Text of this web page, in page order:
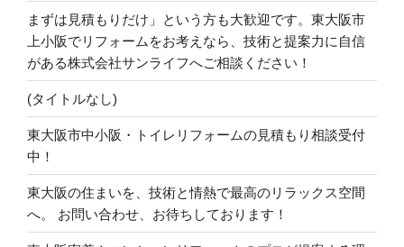
まずは見積もりだけ」という方も大歓迎です。東大阪市
上小阪でリフォームをお考えなら、技術と提案力に自信
がある株式会社サンライフへご相談ください！
(タイトルなし)
東大阪市中小阪・トイレリフォームの見積もり相談受付
中！
東大阪の住まいを、技術と情熱で最高のリラックス空間
へ。 お問い合わせ、お待ちしております！